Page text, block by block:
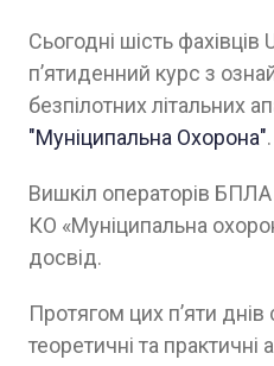
Сьогодні шість фахівців
п’ятиденний курс з
безпілотних літальних
"Муніципальна Охорона".
Вишкіл операторів
КО «Муніципальна
досвід.
Протягом цих п’яти
теоретичні та практичні